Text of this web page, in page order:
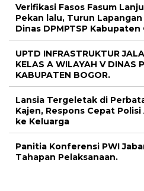
Verifikasi Fasos Fasum
Pekan lalu, Turun
Dinas DPMPTSP Kabupaten
UPTD INFRASTRUKTUR
KELAS A WILAYAH V DINAS
KABUPATEN BOGOR.
Lansia Tergeletak di
Kajen, Respons Cepat
ke Keluarga
Panitia Konferensi PWI
Tahapan Pelaksanaan.